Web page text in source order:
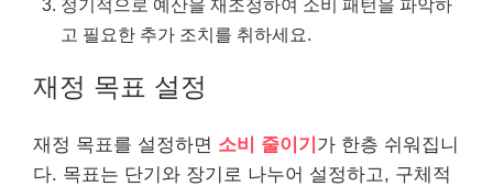
정기적으로 예산을 재조정하여 소비 패턴을 파악하
고 필요한 추가 조치를 취하세요.
재정 목표 설정
재정 목표를 설정하면 소비 줄이기 가 한층 쉬워집니
다. 목표는 단기와 장기로 나누어 설정하고, 구체적